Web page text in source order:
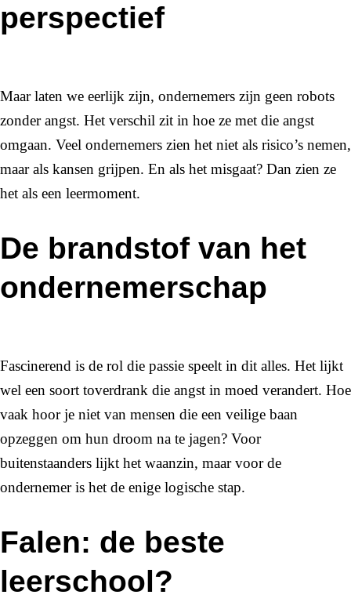
perspectief
Maar laten we eerlijk zijn, ondernemers zijn geen robots
zonder angst. Het verschil zit in hoe ze met die angst
omgaan. Veel ondernemers zien het niet als risico’s nemen,
maar als kansen grijpen. En als het misgaat? Dan zien ze
het als een leermoment.
De brandstof van het
ondernemerschap
Fascinerend is de rol die passie speelt in dit alles. Het lijkt
wel een soort toverdrank die angst in moed verandert. Hoe
vaak hoor je niet van mensen die een veilige baan
opzeggen om hun droom na te jagen? Voor
buitenstaanders lijkt het waanzin, maar voor de
ondernemer is het de enige logische stap.
Falen: de beste
leerschool?